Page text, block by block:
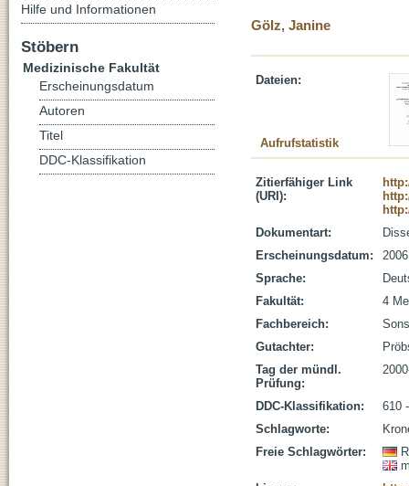
Gölz, Janine
Dateien:
Aufrufstatistik
Zitierfähiger Link
(URI):
Dokumentart:
Erscheinungsdatum:
2006
Sprache:
Fakultät:
4
Fachbereich:
Gutachter:
Tag der mündl.
Prüfung:
DDC-Klassifikation:
610
Schlagworte:
Freie Schlagwörter:
Hilfe und Informationen
Stöbern
Medizinische Fakultät
Erscheinungsdatum
Autoren
Titel
DDC-Klassifikation